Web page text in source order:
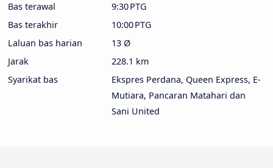
Bas terawal
9:30 PTG
Bas terakhir
10:00 PTG
Laluan bas harian
13 Ø
Jarak
228.1 km
Syarikat bas
Ekspres Perdana, Queen Express, E-
Mutiara, Pancaran Matahari dan
Sani United